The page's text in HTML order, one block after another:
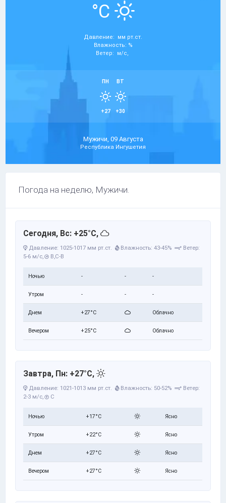
°C
Давление: мм рт.ст.
Влажность: %
Ветер: м/с,
ПН
+27
ВТ
+30
Мужичи, 09 Августа
Республика Ингушетия
Погода на неделю, Мужичи.
Сегодня, Вс: +25°C,
Давление: 1025-1017 мм рт.ст. Влажность: 43-45%
Ветер:
5-6 м/с,
В,С-В
Ночью - - -
Утром - - -
Днем +27°C Облачно
Вечером +25°C Облачно
Завтра, Пн: +27°C,
Давление: 1021-1013 мм рт.ст. Влажность: 50-52%
Ветер:
2-3 м/с,
С
Ночью +17°C Ясно
Утром +22°C Ясно
Днем +27°C Ясно
Вечером +27°C Ясно